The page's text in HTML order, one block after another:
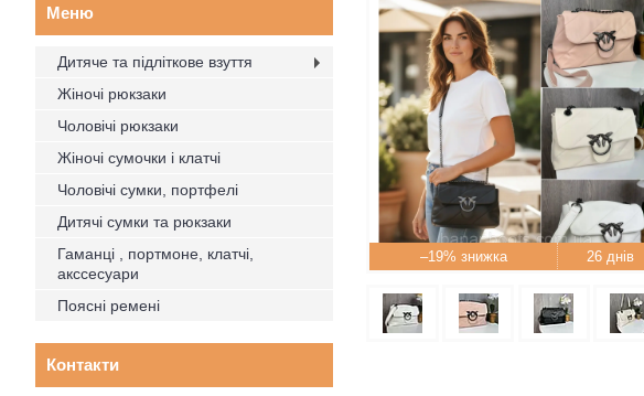
–19% 26 днів
Дитяче та підліткове взуття
Жіночі рюкзаки
Чоловічі рюкзаки
Жіночі сумочки і клатчі
Чоловічі сумки, портфелі
Дитячі сумки та рюкзаки
Гаманці , портмоне, клатчі,
акссесуари
Поясні ремені
Контакти